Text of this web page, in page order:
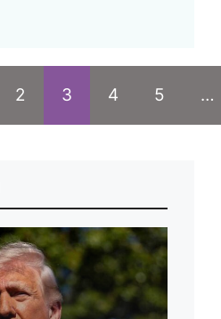
2 3 4 5 …